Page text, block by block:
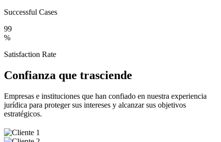
Successful Cases
99
%
Satisfaction Rate
Confianza que trasciende
Empresas e instituciones que han confiado en nuestra experiencia
jurídica para proteger sus intereses y alcanzar sus objetivos
estratégicos.